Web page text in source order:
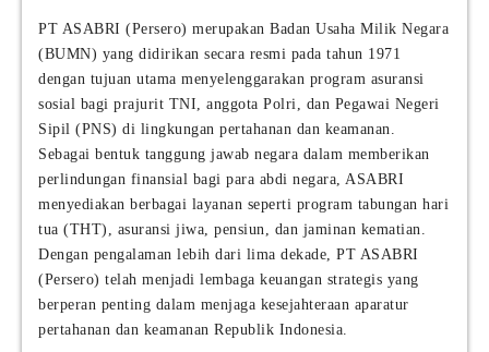
PT ASABRI (Persero) merupakan Badan Usaha Milik Negara
(BUMN) yang didirikan secara resmi pada tahun 1971
dengan tujuan utama menyelenggarakan program asuransi
sosial bagi prajurit TNI, anggota Polri, dan Pegawai Negeri
Sipil (PNS) di lingkungan pertahanan dan keamanan.
Sebagai bentuk tanggung jawab negara dalam memberikan
perlindungan finansial bagi para abdi negara, ASABRI
menyediakan berbagai layanan seperti program tabungan hari
tua (THT), asuransi jiwa, pensiun, dan jaminan kematian.
Dengan pengalaman lebih dari lima dekade, PT ASABRI
(Persero) telah menjadi lembaga keuangan strategis yang
berperan penting dalam menjaga kesejahteraan aparatur
pertahanan dan keamanan Republik Indonesia.